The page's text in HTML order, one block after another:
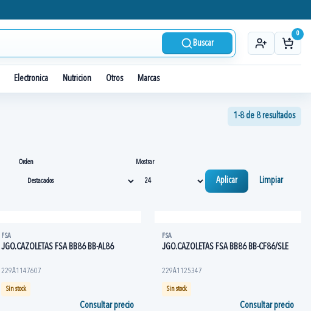
Buscar
0
Electronica Nutricion Otros Marcas
1-8 de 8 resultados
Orden Mostrar
Aplicar Limpiar
FSA
JGO.CAZOLETAS FSA BB86 BB-AL86
229A1147607
Sin stock
Consultar precio
FSA
JGO.CAZOLETAS FSA BB86 BB-CF86/SLE
229A1125347
Sin stock
Consultar precio